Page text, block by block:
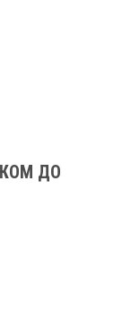
ДО